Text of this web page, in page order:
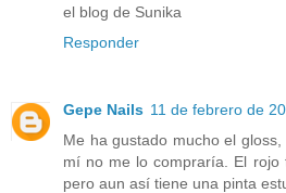
el blog de Sunika
Responder
Gepe Nails 11 de febrero de
Me ha gustado mucho el
mí no me lo compraría. El rojo
pero aun así tiene una pinta